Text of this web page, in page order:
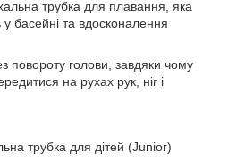
трубка для плавання, яка
басейні та вдосконалення
повороту голови, завдяки чому
на рухах рук, ніг і
трубка для дітей (Junior)